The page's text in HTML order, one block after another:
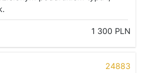
1 300 PLN
24883